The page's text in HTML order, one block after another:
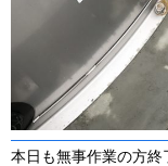
本日も無事作業の方終